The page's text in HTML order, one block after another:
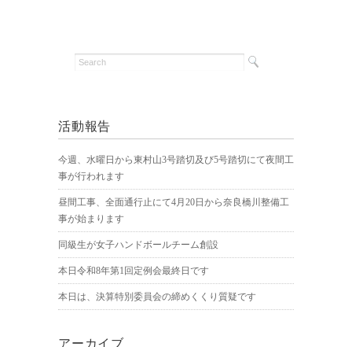
活動報告
今週、水曜日から東村山3号踏切及び5号踏切にて夜間工
事が行われます
昼間工事、全面通行止にて4月20日から奈良橋川整備工
事が始まります
同級生が女子ハンドボールチーム創設
本日令和8年第1回定例会最終日です
本日は、決算特別委員会の締めくくり質疑です
アーカイブ